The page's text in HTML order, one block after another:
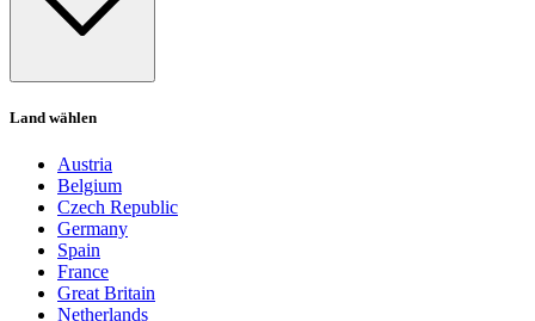
Land wählen
Austria
Belgium
Czech Republic
Germany
Spain
France
Great Britain
Netherlands